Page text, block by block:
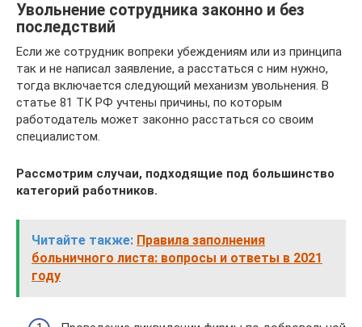
Увольнение сотрудника законно и без
последствий
Если же сотрудник вопреки убеждениям или из принципа
так и не написал заявление, а расстаться с ним нужно,
тогда включается следующий механизм увольнения. В
статье 81 ТК РФ учтены причины, по которым
работодатель может законно расстаться со своим
специалистом.
Рассмотрим случаи, подходящие под большинство
категорий работников.
Читайте также: Правила заполнения
больничного листа: вопросы и ответы в 2021
году